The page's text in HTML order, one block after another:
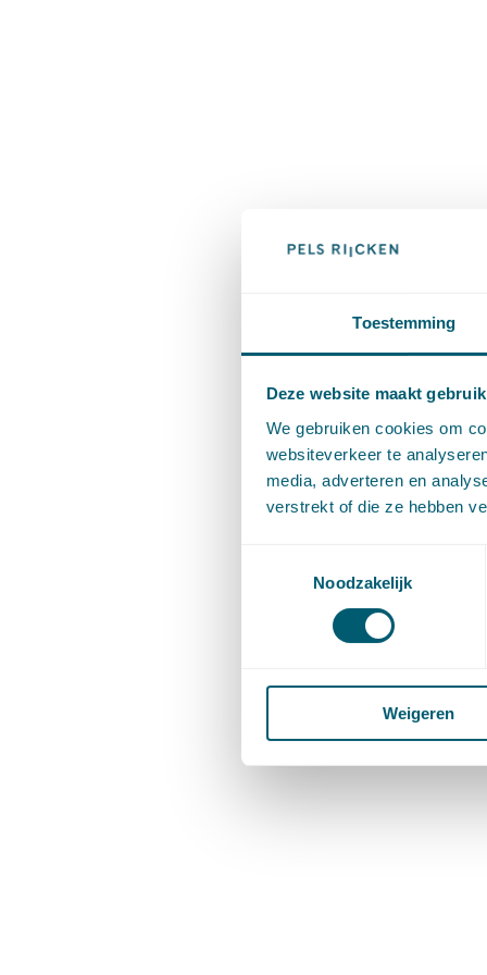
Toestemming
Deze website maakt
We gebruiken cookies om
websiteverkeer te
media, adverteren en
verstrekt of die ze hebben
Noodzakelijk
Weigeren